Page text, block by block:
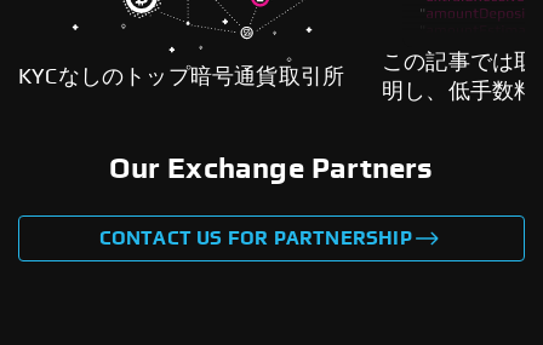
KYCなしのトップ暗号通貨取引所
この記事では
明し、低手数
Our Exchange Partners
CONTACT US FOR PARTNERSHIP